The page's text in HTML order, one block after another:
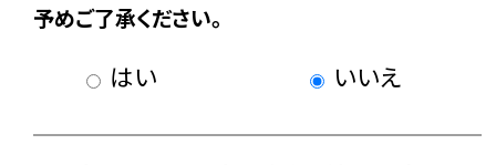
予めご了承ください。
はい いいえ